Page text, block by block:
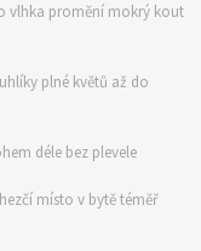
vlhka promění mokrý kout
plné květů až do
déle bez plevele
místo v bytě téměř